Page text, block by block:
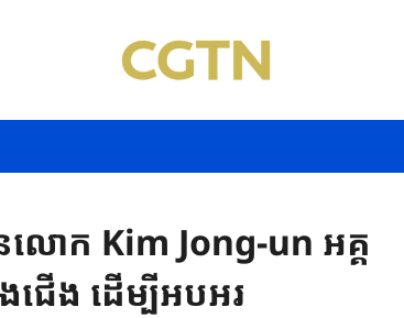
ោក Kim Jong-un អគ្គ
ជើង ដើម្បីអបអរ